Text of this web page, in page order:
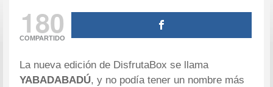
180
COMPARTIDO
La nueva edición de DisfrutaBox se llama
YABADABADÚ, y no podía tener un nombre más